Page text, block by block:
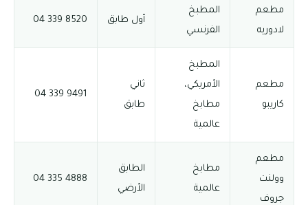
مطعم
لادوريه
المطبخ
الفرنسي
أول طابق 8520 339 04
مطعم
كاريبو
المطبخ
الأمريكي،
مطابخ
عالمية
ثاني
طابق
9491 339 04
مطعم
وولنت
جروف
مطابخ
عالمية
الطابق
الأرضي
4888 335 04